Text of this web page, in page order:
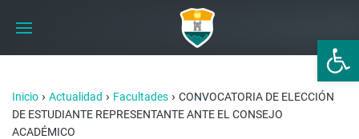
Abrir
Inicio › Actualidad › Facultades › CONVOCATORIA DE ELECCIÓN
DE ESTUDIANTE REPRESENTANTE ANTE EL CONSEJO
ACADÉMICO